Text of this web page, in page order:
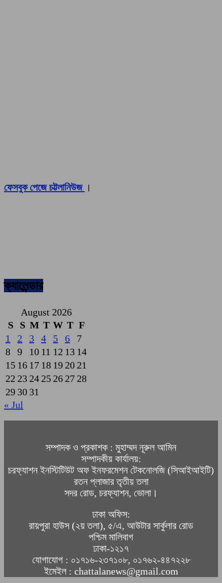
ফেসবুক পেজে চট্টলানিউজ ।
ক্যালেন্ডার
August 2026
S
S M T W T F
1
2 3 4 5 6
7
8
9 10 11 12 13 14
15 16 17 18 19 20 21
22 23 24 25 26 27 28
29 30 31
« Jul
সম্পাদক ও প্রকাশক : মুহাম্মদ নূরুল আমিন
সম্পাদকীয় কার্যালয়:
চরফ্যাশন ইনস্টিটিউট অফ ইনফরমেশন টেকনোলজি (সিআইআইটি)
রতন প্লাজার তৃতীয় তলা
সদর রোড, চরফ্যাশন, ভোলা।
ঢাকা অফিস:
রায়পুরা হাউস (২য় তলা), ৫/এ, আউটার সার্কুলার রোড
পশ্চিম মালিবাগ
ঢাকা-১২১৭
যোগাযোগ : ০১৭১৬-২৩৭১০৮, ০১৭৬২-৪৪৭২২৮
ইমেইল : chattalanews@gmail.com